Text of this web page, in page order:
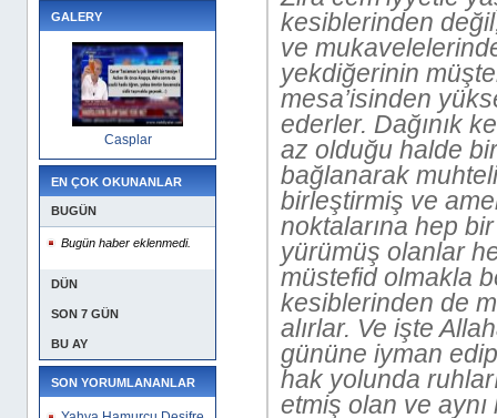
GALERY
Casplar
EN ÇOK OKUNANLAR
BUGÜN
Bugün haber eklenmedi.
DÜN
SON 7 GÜN
BU AY
SON YORUMLANANLAR
kesiblerinden
ve
yekdiğerinin
mesa’isinden
ederler. Dağınık
az olduğu halde
bağlanarak
birleştirmiş ve
noktalarına hep
yürümüş olanlar
müstefid olmakla
kesiblerinden de
alırlar. Ve işte
gününe iyman
hak yolunda
etmiş olan ve